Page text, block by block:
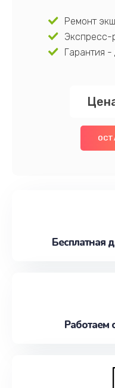
Ремонт
Экспресс-
Гарантия -
Бесплатная
Работаем